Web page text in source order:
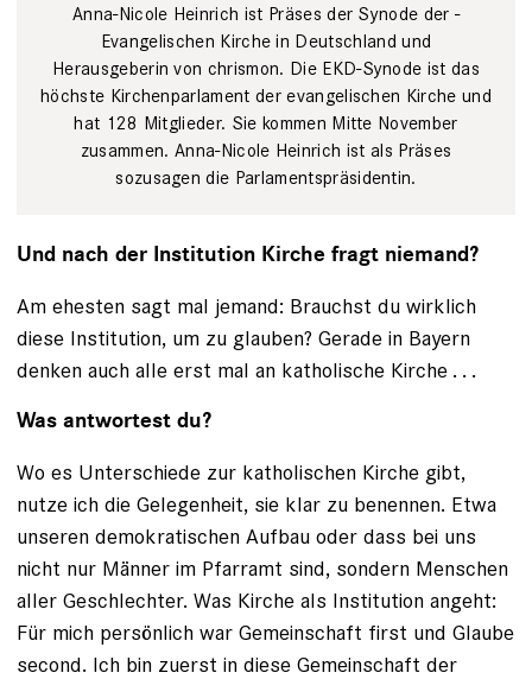
Anna-Nicole ­Heinrich ist Präses der Synode der ­
Evangelischen Kirche in Deutschland und
Herausgeberin von chrismon. Die EKD-Synode ist das
höchste Kirchenparlament der evangelischen Kirche und
hat 128 Mitglieder. Sie kommen Mitte November
zusammen. Anna-Nicole Heinrich ist als Präses
sozusagen die Parlaments­präsidentin.
Und nach der Institution Kirche fragt niemand?
Am ehesten sagt mal jemand: Brauchst du wirklich
diese Institution, um zu glauben? Gerade in Bayern
denken auch alle erst mal an katholische Kirche . . .
Was antwortest du?
Wo es Unterschiede zur katholischen ­Kirche gibt,
nutze ich die Gelegenheit, sie klar zu benennen. Etwa
unseren demokratischen Aufbau oder dass bei uns
nicht nur Männer im Pfarramt sind, sondern Menschen
aller Geschlechter. Was Kirche als Institution angeht:
Für mich persönlich war Gemeinschaft first und Glaube
second. Ich bin zuerst in diese Gemeinschaft der